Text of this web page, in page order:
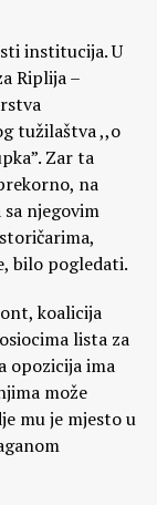
institucija. U
Riplija –
tužilaštva ,,o
Zar ta
na
njegovim
bilo pogledati.
koalicija
lista za
opozicija ima
može
mu je mjesto u